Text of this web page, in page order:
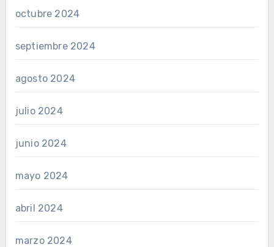
octubre 2024
septiembre 2024
agosto 2024
julio 2024
junio 2024
mayo 2024
abril 2024
marzo 2024